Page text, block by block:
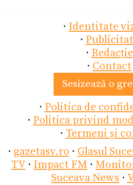
· Identitate
·
· Redacție
· Contact
Sesizează o
· Politica de
· Politica privind
· Termeni și
· gazetasv.ro · Glasul
TV · Impact FM ·
Suceava News ·